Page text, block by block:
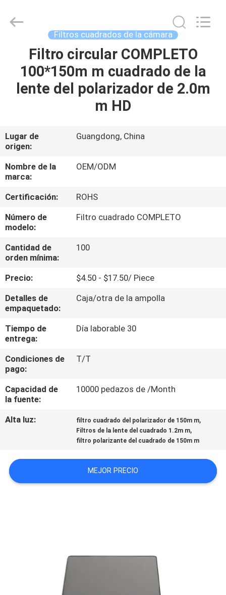
HOGAR
PRODUCTOS
NOSOTROS
VIAJE
DE
LA
FÁBRICA
CONTROL
CALIDAD
ÉNTRENOS
EN
CONTACTO
CON
PIDA
UNA
MAPA
DEL
Shadow
Technology
Filtros cuadrados de la cámara
Filtro circular COMPLETO
100*150m m cuadrado de la
lente del polarizador de 2.0m
m HD
Lugar de
origen:
Guangdong, China
Nombre de la
marca:
OEM/ODM
Certificación:
ROHS
Número de
modelo:
Filtro cuadrado COMPLETO
Cantidad de
orden mínima:
100
Precio:
$4.50 - $17.50/ Piece
Detalles de
empaquetado:
Caja/otra de la ampolla
Tiempo de
entrega:
Día laborable 30
Condiciones de
pago:
T/T
Capacidad de
la fuente:
10000 pedazos de /Month
Alta luz: filtro cuadrado del polarizador de 150m m,
Filtros de la lente del cuadrado 1.2m m,
filtro polarizante del cuadrado de 150m m
MEJOR PRECIO